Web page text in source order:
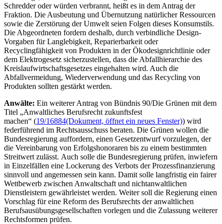
Schredder oder würden verbrannt, heißt es in dem Antrag der
Fraktion. Die Ausbeutung und Übernutzung natürlicher Ressourcen
sowie die Zerstörung der Umwelt seien Folgen dieses Konsumstils.
Die Abgeordneten fordern deshalb, durch verbindliche Design-
Vorgaben für Langlebigkeit, Reparierbarkeit oder
Recyclingfähigkeit von Produkten in der Ökodesignrichtlinie oder
dem Elektrogesetz sicherzustellen, dass die Abfallhierarchie des
Kreislaufwirtschaftsgesetzes eingehalten wird. Auch die
Abfallvermeidung, Wiederverwendung und das Recycling von
Produkten sollten gestärkt werden.
Anwälte: Ein weiterer Antrag von Bündnis 90/Die Grünen mit dem
Titel „Anwaltliches Berufsrecht zukunftsfest
machen“ (19/16884(Dokument, öffnet ein neues Fenster)) wird
federführend im Rechtsausschuss beraten. Die Grünen wollen die
Bundesregierung auffordern, einen Gesetzentwurf vorzulegen, der
die Vereinbarung von Erfolgshonoraren bis zu einem bestimmten
Streitwert zulässt. Auch solle die Bundesregierung prüfen, inwiefern
in Einzelfällen eine Lockerung des Verbots der Prozessfinanzierung
sinnvoll und angemessen sein kann. Damit solle langfristig ein fairer
Wettbewerb zwischen Anwaltschaft und nichtanwaltlichen
Dienstleistern gewährleistet werden. Weiter soll die Regierung einen
Vorschlag für eine Reform des Berufsrechts der anwaltlichen
Berufsausübungsgesellschaften vorlegen und die Zulassung weiterer
Rechtsformen prüfen.